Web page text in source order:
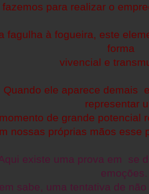
fazemos para realizar o
fagulha à fogueira, este
forma
vivencial e
Quando ele aparece demais
representar
momento de grande potencial
nossas próprias mãos esse
existe uma prova em se
emoções.
sabe, uma tentativa de